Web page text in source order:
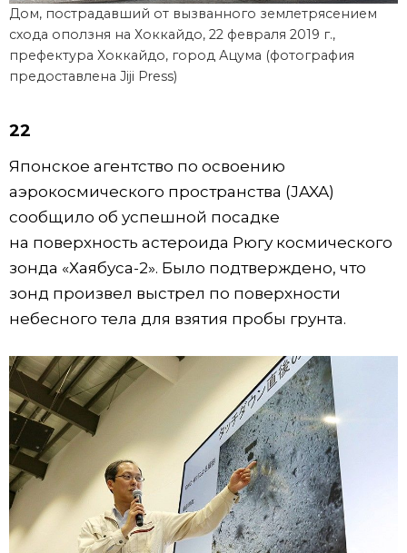
Дом, пострадавший от вызванного землетрясением
схода оползня на Хоккайдо, 22 февраля 2019 г.,
префектура Хоккайдо, город Ацума (фотография
предоставлена Jiji Press)
22
Японское агентство по освоению
аэрокосмического пространства (JAXA)
сообщило об успешной посадке
на поверхность астероида Рюгу космического
зонда «Хаябуса-2». Было подтверждено, что
зонд произвел выстрел по поверхности
небесного тела для взятия пробы грунта.